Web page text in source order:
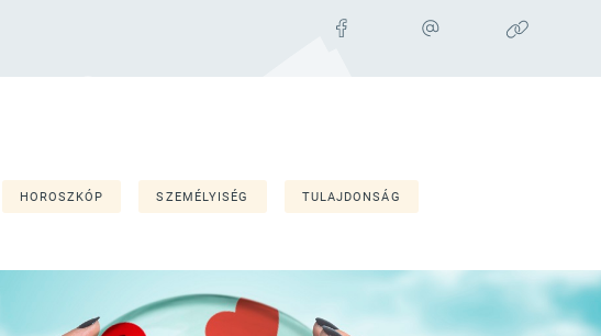
HOROSZKÓP SZEMÉLYISÉG TULAJDONSÁG